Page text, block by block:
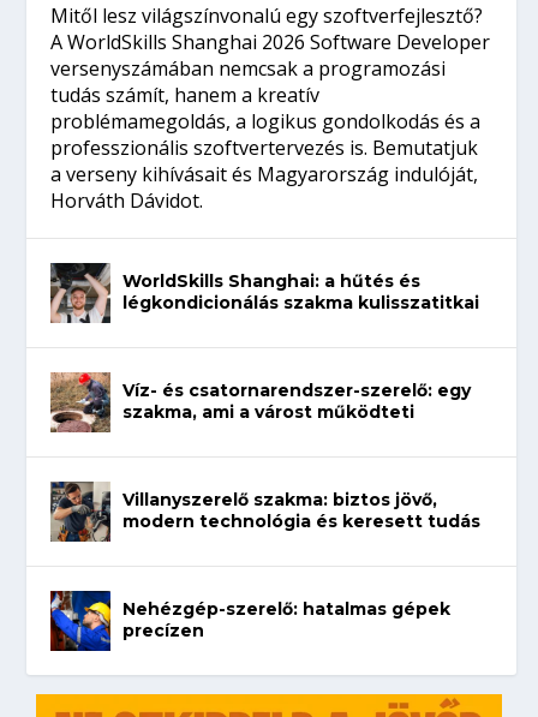
Mitől lesz világszínvonalú egy szoftverfejlesztő?
A WorldSkills Shanghai 2026 Software Developer
versenyszámában nemcsak a programozási
tudás számít, hanem a kreatív
problémamegoldás, a logikus gondolkodás és a
professzionális szoftvertervezés is. Bemutatjuk
a verseny kihívásait és Magyarország indulóját,
Horváth Dávidot.
WorldSkills Shanghai: a hűtés és
légkondicionálás szakma kulisszatitkai
Víz- és csatornarendszer-szerelő: egy
szakma, ami a várost működteti
Villanyszerelő szakma: biztos jövő,
modern technológia és keresett tudás
Nehézgép-szerelő: hatalmas gépek
precízen